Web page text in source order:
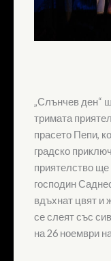
„Слънчев ден“
тримата
прасето Пепи,
градско
приятелство
господин
вдъхнат цвят и
се слеят със
на 26 ноември